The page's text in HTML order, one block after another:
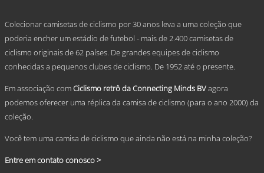
be
chosen
the
product
Colecionar camisetas de ciclismo por 30 anos leva a uma coleção que
poderia encher um estádio de futebol - mais de 2.400 camisetas de
ciclismo originais de 62 países. De grandes equipes de ciclismo
conhecidas a pequenos clubes de ciclismo. De 1952 até o presente.
Em associação comCiclismo retrô da Connecting Minds BVagora
podemos oferecer uma réplica da camisa de ciclismo (para o ano 2000) da
coleção.
Você tem uma camisa de ciclismo que ainda não está na minha coleção?
Entre em contato conosco >